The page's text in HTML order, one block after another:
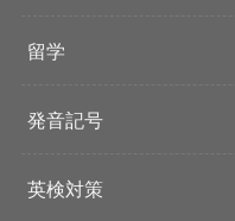
留学
発音記号
英検対策